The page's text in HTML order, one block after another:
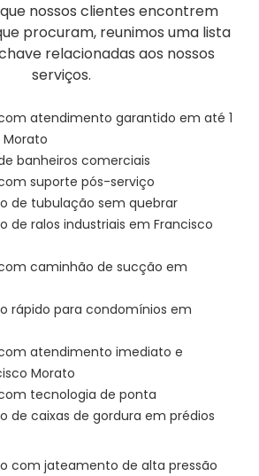
nossos clientes encontrem
procuram, reunimos uma lista
relacionadas aos nossos
serviços.
atendimento garantido em até 1
banheiros comerciais
suporte pós-serviço
de tubulação sem quebrar
de ralos industriais em Francisco
caminhão de sucção em
rápido para condomínios em
atendimento imediato e
Morato
tecnologia de ponta
de caixas de gordura em prédios
com jateamento de alta pressão